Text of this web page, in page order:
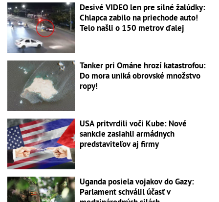
Desivé VIDEO len pre silné žalúdky:
Chlapca zabilo na priechode auto!
Telo našli o 150 metrov ďalej
Tanker pri Ománe hrozí katastrofou:
Do mora uniká obrovské množstvo
ropy!
USA pritvrdili voči Kube: Nové
sankcie zasiahli armádnych
predstaviteľov aj firmy
Uganda posiela vojakov do Gazy:
Parlament schválil účasť v